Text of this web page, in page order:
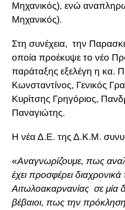
Μηχανικός), ενώ
Μηχανικός).
Στη συνέχεια, την
οποία προέκυψε το νέο
παράταξης εξελέγη η κα.
Κωνσταντίνος, Γενικός
Κυρίτσης Γρηγόριος,
Παναγιώτης.
Η νέα Δ.Ε. της Δ.Κ.Μ.
«Αναγνωρίζουμε, πως
έχει προσφέρει
Αιτωλοακαρνανίας σε
βέβαιοι, πως την